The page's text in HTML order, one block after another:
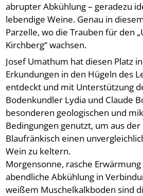
abrupter Abkühlung – geradezu
lebendige Weine. Genau in
Parzelle, wo die Trauben für den
Kirchberg“ wachsen.
Josef Umathum hat diesen Platz
Erkundungen in den Hügeln des
entdeckt und mit Unterstützung
Bodenkundler Lydia und Claude
besonderen geologischen und
Bedingungen genutzt, um aus
Blaufränkisch einen
Wein zu keltern.
Morgensonne, rasche
abendliche Abkühlung in
weißem Muschelkalkboden sind